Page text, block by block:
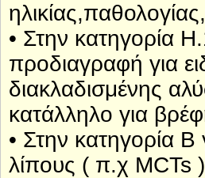
• Στην κατηγορία
προδιαγραφή για
διακλαδισμένης
κατάλληλο για
• Στην κατηγορία Β
λίπους ( π.χ MCTs